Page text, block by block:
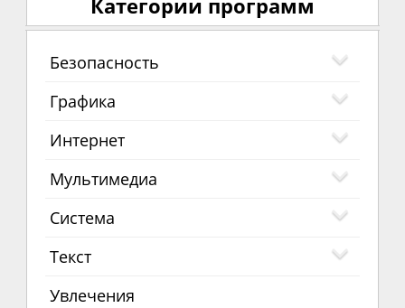
Категории программ
Безопасность
Графика
Интернет
Мультимедиа
Система
Текст
Увлечения